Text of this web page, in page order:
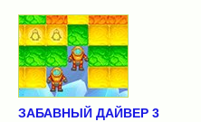
ЗАБАВНЫЙ ДАЙВЕР 3